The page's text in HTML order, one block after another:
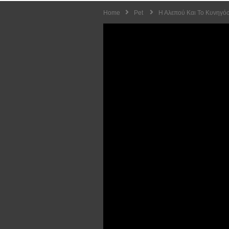
Home Pet Η Αλεπού Και Το